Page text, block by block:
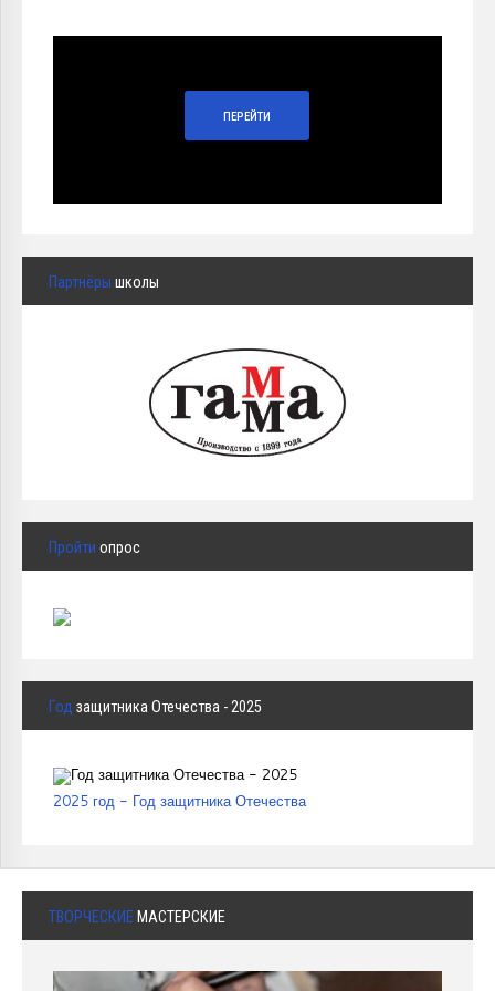
ПЕРЕЙТИ
Партнёры школы
Пройти опрос
Год защитника Отечества - 2025
2025 год - Год защитника Отечества
ТВОРЧЕСКИЕ МАСТЕРСКИЕ